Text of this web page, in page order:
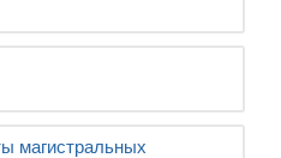
магистральных